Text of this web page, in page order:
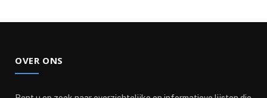
OVER ONS